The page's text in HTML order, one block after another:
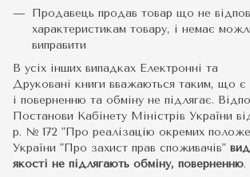
Продавець продав товар що не
характеристикам товару, і немає
виправити
В усіх інших випадках Електронні та
Друковані книги вважаються таким, що є
і поверненню та обміну не підлягає.
Постанови Кабінету Міністрів України
р. № 172 "Про реалізацію окремих
України "Про захист прав споживачів"
якості не підлягають обміну, поверненню.